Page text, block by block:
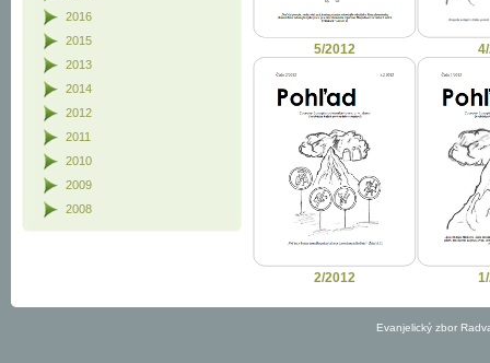
2016
2015
2013
2014
2012
2011
2010
2009
2008
5/2012
2/2012
Evanjelický zbor